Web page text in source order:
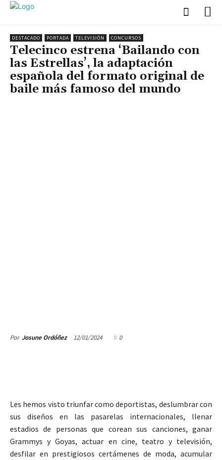
DESTACADO PORTADA TELEVISIÓN CONCURSOS
Telecinco estrena ‘Bailando con
las Estrellas’, la adaptación
española del formato original de
baile más famoso del mundo
Por Josune Ordóñez 12/01/2024 0
Les hemos visto triunfar como deportistas, deslumbrar con
sus diseños en las pasarelas internacionales, llenar
estadios de personas que corean sus canciones, ganar
Grammys y Goyas, actuar en cine, teatro y televisión,
desfilar en prestigiosos certámenes de moda, acumular